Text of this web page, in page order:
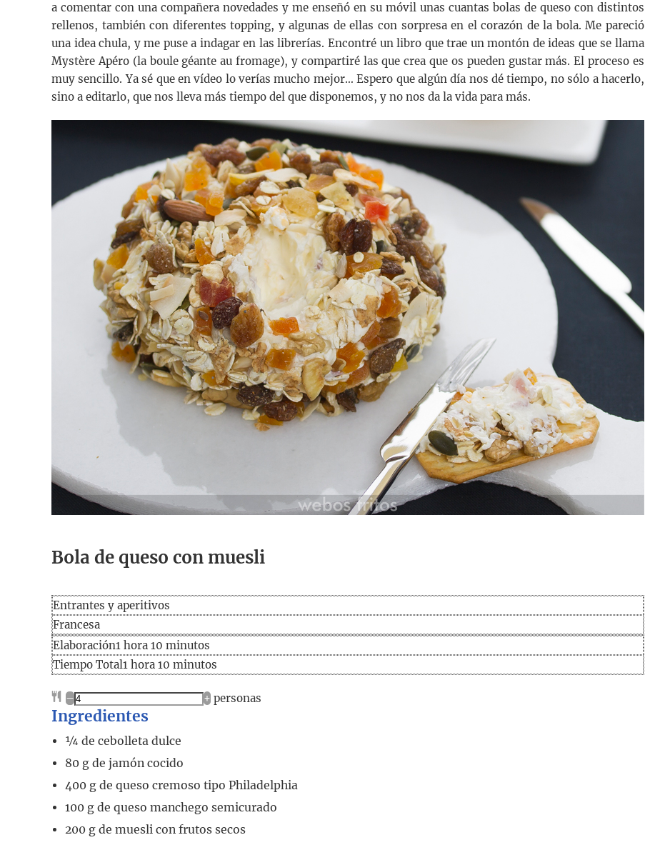
a comentar con una compañera novedades y me enseñó en su móvil unas cuantas bolas de queso con distintos
rellenos, también con diferentes topping, y algunas de ellas con sorpresa en el corazón de la bola. Me pareció
una idea chula, y me puse a indagar en las librerías. Encontré un libro que trae un montón de ideas que se llama
Mystère Apéro (la boule géante au fromage), y compartiré las que crea que os pueden gustar más. El proceso es
muy sencillo. Ya sé que en vídeo lo verías mucho mejor… Espero que algún día nos dé tiempo, no sólo a hacerlo,
sino a editarlo, que nos lleva más tiempo del que disponemos, y no nos da la vida para más.
Bola de queso con muesli
Entrantes y aperitivos
Francesa
Elaboración
Elaboración1 hora
hora 10 minutos
minutos
Tiempo
Tiempo Total1 hora
hora 10 minutos
minutos
– + personas
Ingredientes
¼ de cebolleta dulce
80 g de jamón cocido
400 g de queso cremoso tipo Philadelphia
100 g de queso manchego semicurado
200 g de muesli con frutos secos